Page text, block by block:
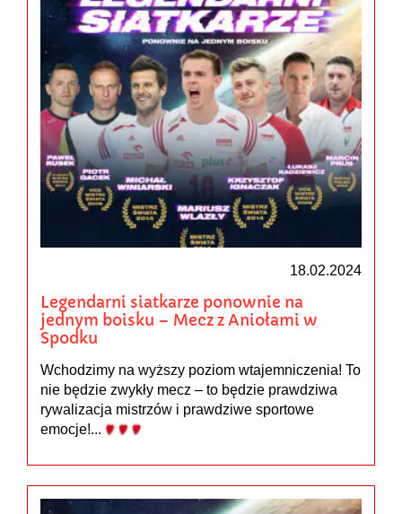
18.02.2024
Legendarni siatkarze ponownie na
jednym boisku – Mecz z Aniołami w
Spodku
Wchodzimy na wyższy poziom wtajemniczenia! To
nie będzie zwykły mecz – to będzie prawdziwa
rywalizacja mistrzów i prawdziwe sportowe
emocje!...